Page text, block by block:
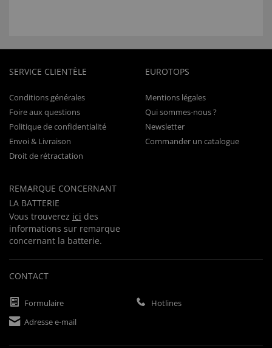
SERVICE CLIENTÈLE
Conditions générales
Foire aux questions
Politique de confidentialité
Envoi & Livraison
Droit de rétractation
REMARQUE CONCERNANT
LA BATTERIE
Vous trouverez ici des
informations sur remarque
concernant la batterie.
EUROTOPS
Mentions légales
Qui sommes-nous ?
Newsletter
Commander un catalogue
CONTACT
Formulaire
Hotlines
Adresse e-mail